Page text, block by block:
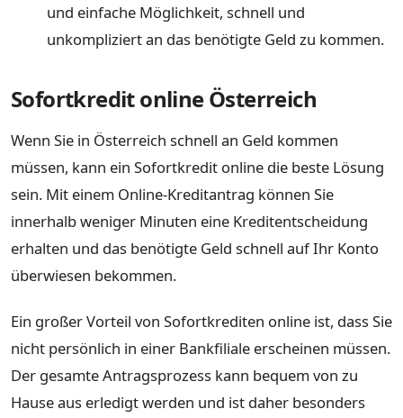
und einfache Möglichkeit, schnell und
unkompliziert an das benötigte Geld zu kommen.
Sofortkredit online Österreich
Wenn Sie in Österreich schnell an Geld kommen
müssen, kann ein Sofortkredit online die beste Lösung
sein. Mit einem Online-Kreditantrag können Sie
innerhalb weniger Minuten eine Kreditentscheidung
erhalten und das benötigte Geld schnell auf Ihr Konto
überwiesen bekommen.
Ein großer Vorteil von Sofortkrediten online ist, dass Sie
nicht persönlich in einer Bankfiliale erscheinen müssen.
Der gesamte Antragsprozess kann bequem von zu
Hause aus erledigt werden und ist daher besonders